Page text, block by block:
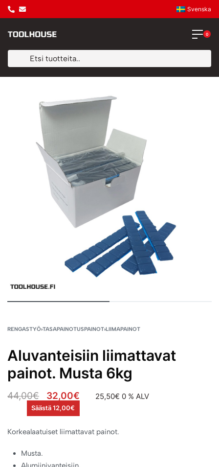
Svenska
0
RENGASTYÖ›TASAPAINOTUSPAINOT›LIIMAPAINOT
Aluvanteisiin liimattavat
painot. Musta 6kg
44,00€ 32,00€ 25,50€ 0 % ALV
Säästä 12,00€
Korkealaatuiset liimattavat painot.
Musta.